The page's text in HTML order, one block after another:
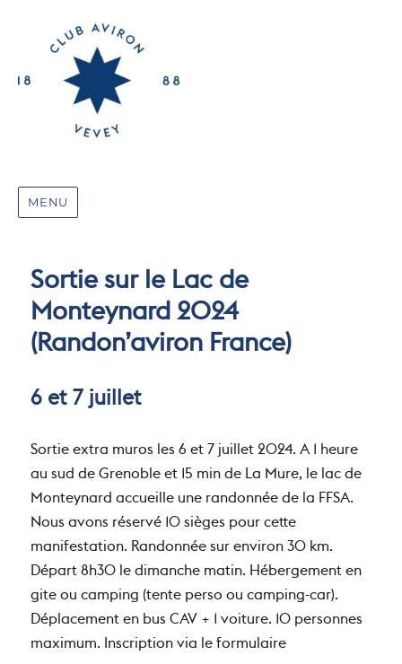
MENU
Sortie sur le Lac de
Monteynard 2024
(Randon’aviron France)
6 et 7 juillet
Sortie extra muros les 6 et 7 juillet 2024. A 1 heure
au sud de Grenoble et 15 min de La Mure, le lac de
Monteynard accueille une randonnée de la FFSA.
Nous avons réservé 10 sièges pour cette
manifestation. Randonnée sur environ 30 km.
Départ 8h30 le dimanche matin. Hébergement en
gite ou camping (tente perso ou camping-car).
Déplacement en bus CAV + 1 voiture. 10 personnes
maximum. Inscription via le formulaire